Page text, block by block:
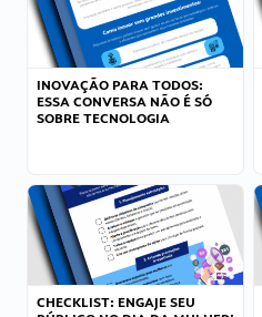
INOVAÇÃO PARA TODOS:
ESSA CONVERSA NÃO É SÓ
SOBRE TECNOLOGIA
CHECKLIST: ENGAJE SEU